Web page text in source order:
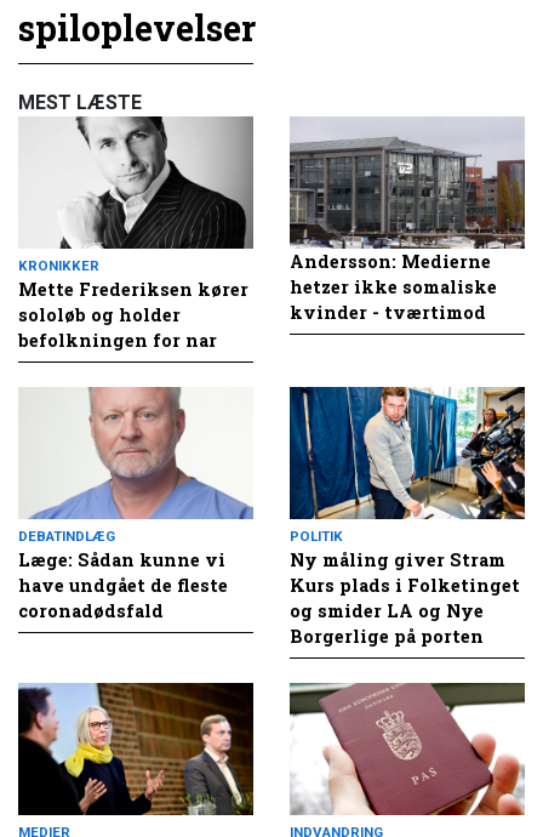
spiloplevelser
MEST LÆSTE
KRONIKKER
Mette Frederiksen kører
sololøb og holder
befolkningen for nar
Andersson: Medierne
hetzer ikke somaliske
kvinder - tværtimod
DEBATINDLÆG
Læge: Sådan kunne vi
have undgået de fleste
coronadødsfald
POLITIK
Ny måling giver Stram
Kurs plads i Folketinget
og smider LA og Nye
Borgerlige på porten
MEDIER INDVANDRING